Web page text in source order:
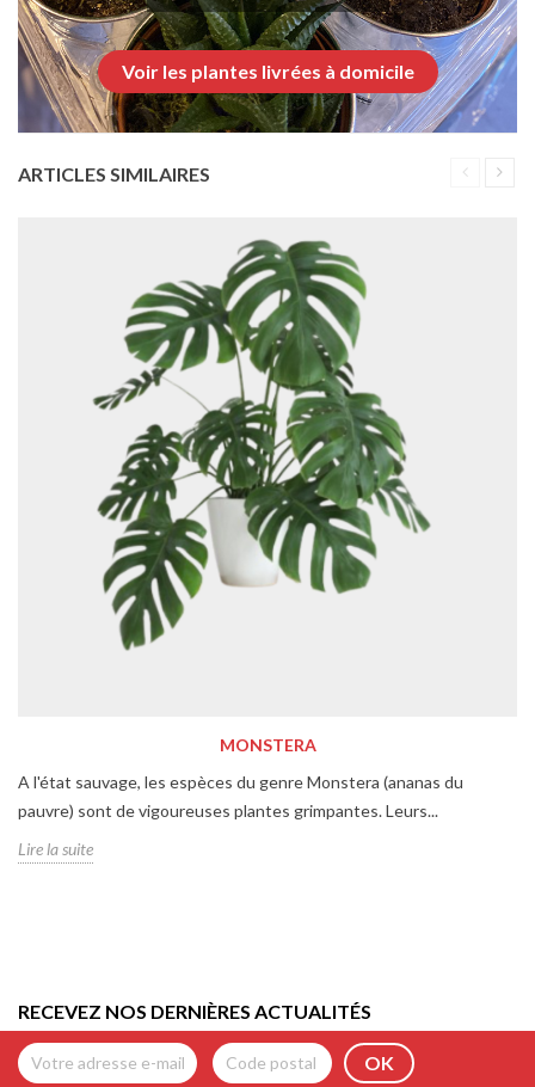
Voir les plantes livrées à domicile
ARTICLES SIMILAIRES
MONSTERA
A l'état sauvage, les espèces du genre Monstera (ananas du
pauvre) sont de vigoureuses plantes grimpantes. Leurs...
Lire la suite
RECEVEZ NOS DERNIÈRES ACTUALITÉS